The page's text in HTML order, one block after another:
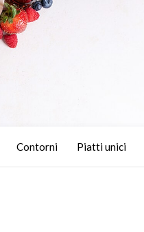
Contorni Piatti unici